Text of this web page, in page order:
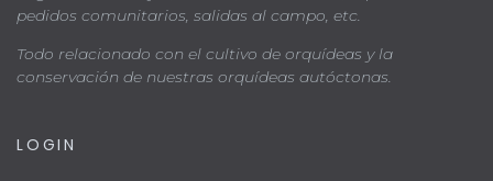
pedidos comunitarios, salidas al campo, etc.
Todo relacionado con el cultivo de orquídeas y la
conservación de nuestras orquídeas autóctonas.
LOGIN